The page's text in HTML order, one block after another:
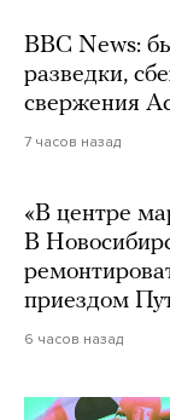
BBC News:
разведки,
свержения
7 часов назад
«В центре
В
приездом
6 часов назад